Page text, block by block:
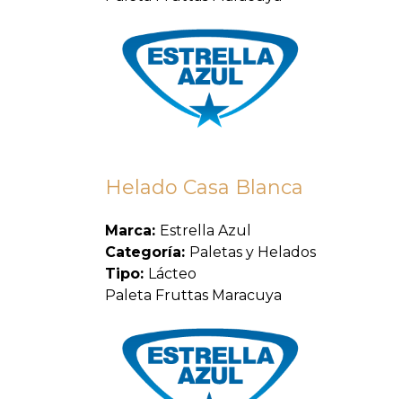
Helado Casa Blanca
Marca: Estrella Azul
Categoría: Paletas y Helados
Tipo: Lácteo
Paleta Fruttas Maracuya